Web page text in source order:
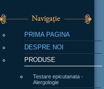
PRIMA PAGINA
DESPRE NOI
PRODUSE
Testare epicutanata -
Alergologie